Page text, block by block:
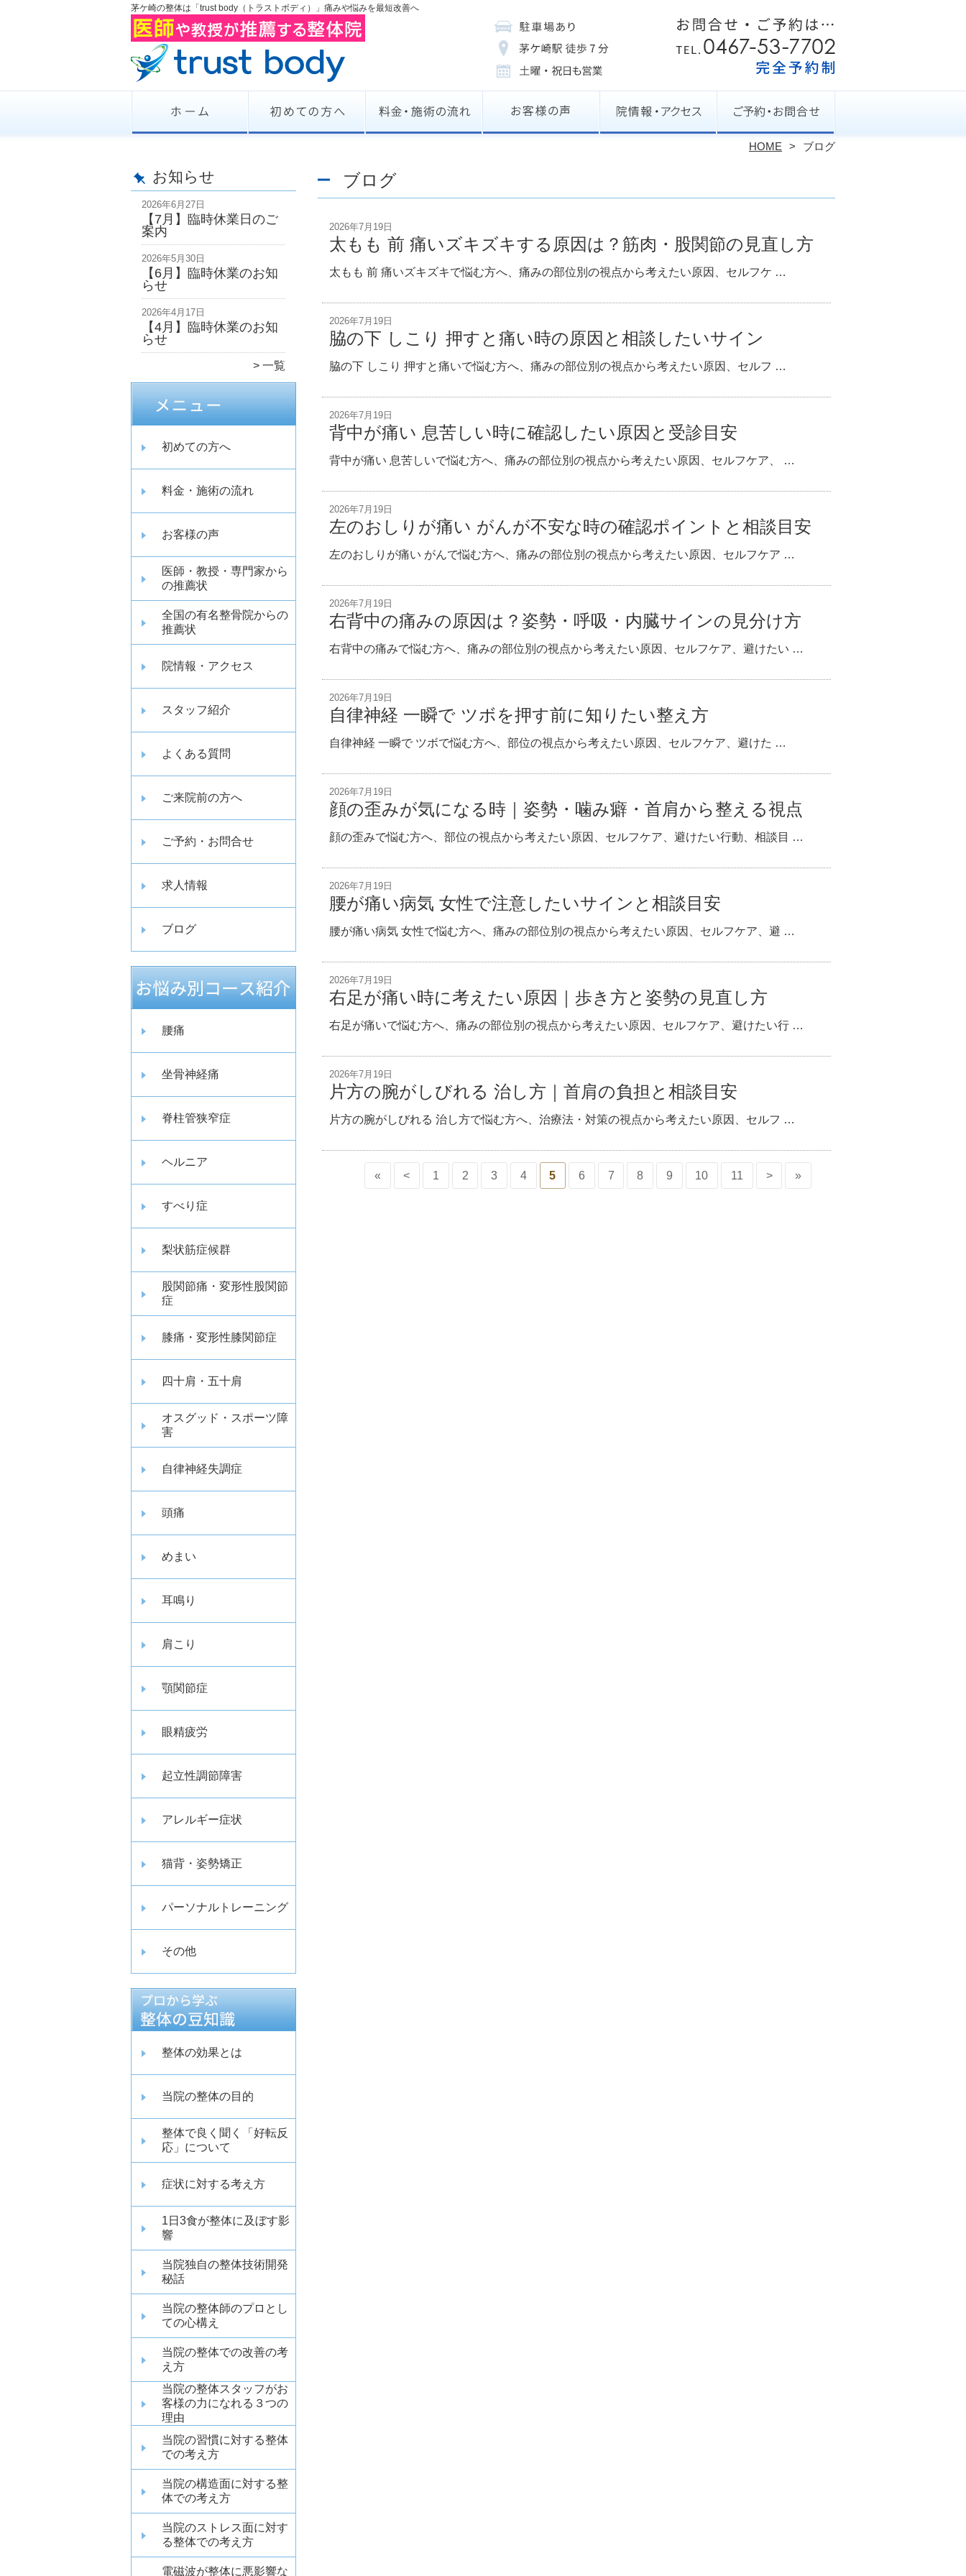
茅ケ崎の整体は「trust body（トラストボディ）」痛みや悩みを最短改善へ
HOME ブログ
お知らせ
2026年6月27日
【7月】臨時休業日のご
案内
2026年5月30日
【6月】臨時休業のお知
らせ
2026年4月17日
【4月】臨時休業のお知
らせ
一覧
初めての方へ
料金・施術の流れ
お客様の声
医師・教授・専門家から
の推薦状
全国の有名整骨院からの
推薦状
院情報・アクセス
スタッフ紹介
よくある質問
ご来院前の方へ
ご予約・お問合せ
求人情報
ブログ
腰痛
坐骨神経痛
脊柱管狭窄症
ヘルニア
すべり症
梨状筋症候群
股関節痛・変形性股関節
症
膝痛・変形性膝関節症
四十肩・五十肩
オスグッド・スポーツ障
害
自律神経失調症
頭痛
めまい
耳鳴り
肩こり
顎関節症
眼精疲労
起立性調節障害
アレルギー症状
猫背・姿勢矯正
パーソナルトレーニング
その他
整体の効果とは
当院の整体の目的
整体で良く聞く「好転反
応」について
症状に対する考え方
1日3食が整体に及ぼす影
響
当院独自の整体技術開発
秘話
当院の整体師のプロとし
ての心構え
当院の整体での改善の考
え方
当院の整体スタッフがお
客様の力になれる３つの
理由
当院の習慣に対する整体
での考え方
当院の構造面に対する整
体での考え方
当院のストレス面に対す
る整体での考え方
電磁波が整体に悪影響な
ブログ
2026年7月19日
太もも 前 痛いズキズキする原因は？筋肉・股関節の見直し方
太もも 前 痛いズキズキで悩む方へ、痛みの部位別の視点から考えたい原因、セルフケ …
2026年7月19日
脇の下 しこり 押すと痛い時の原因と相談したいサイン
脇の下 しこり 押すと痛いで悩む方へ、痛みの部位別の視点から考えたい原因、セルフ …
2026年7月19日
背中が痛い 息苦しい時に確認したい原因と受診目安
背中が痛い 息苦しいで悩む方へ、痛みの部位別の視点から考えたい原因、セルフケア、 …
2026年7月19日
左のおしりが痛い がんが不安な時の確認ポイントと相談目安
左のおしりが痛い がんで悩む方へ、痛みの部位別の視点から考えたい原因、セルフケア …
2026年7月19日
右背中の痛みの原因は？姿勢・呼吸・内臓サインの見分け方
右背中の痛みで悩む方へ、痛みの部位別の視点から考えたい原因、セルフケア、避けたい …
2026年7月19日
自律神経 一瞬で ツボを押す前に知りたい整え方
自律神経 一瞬で ツボで悩む方へ、部位の視点から考えたい原因、セルフケア、避けた …
2026年7月19日
顔の歪みが気になる時｜姿勢・噛み癖・首肩から整える視点
顔の歪みで悩む方へ、部位の視点から考えたい原因、セルフケア、避けたい行動、相談目 …
2026年7月19日
腰が痛い病気 女性で注意したいサインと相談目安
腰が痛い病気 女性で悩む方へ、痛みの部位別の視点から考えたい原因、セルフケア、避 …
2026年7月19日
右足が痛い時に考えたい原因｜歩き方と姿勢の見直し方
右足が痛いで悩む方へ、痛みの部位別の視点から考えたい原因、セルフケア、避けたい行 …
2026年7月19日
片方の腕がしびれる 治し方｜首肩の負担と相談目安
片方の腕がしびれる 治し方で悩む方へ、治療法・対策の視点から考えたい原因、セルフ …
« < 1 2 3 4 5 6 7 8 9 10 11 > »